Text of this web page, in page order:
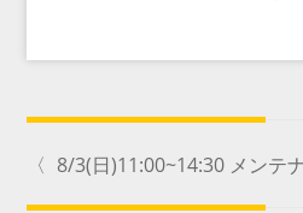
〈 8/3(日)11:00~14:30 メンテ